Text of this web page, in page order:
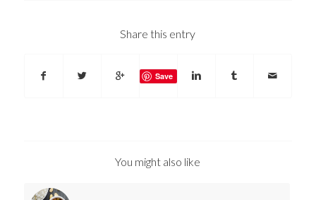
Share this entry
Save
You might also like